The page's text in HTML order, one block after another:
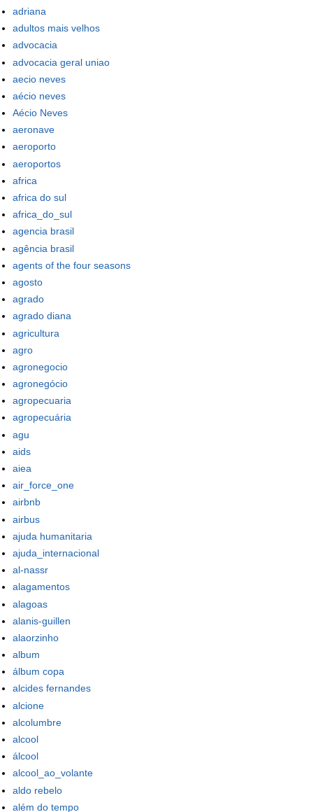
adriana
adultos mais velhos
advocacia
advocacia geral uniao
aecio neves
aécio neves
Aécio Neves
aeronave
aeroporto
aeroportos
africa
africa do sul
africa_do_sul
agencia brasil
agência brasil
agents of the four seasons
agosto
agrado
agrado diana
agricultura
agro
agronegocio
agronegócio
agropecuaria
agropecuária
agu
aids
aiea
air_force_one
airbnb
airbus
ajuda humanitaria
ajuda_internacional
al-nassr
alagamentos
alagoas
alanis-guillen
alaorzinho
album
álbum copa
alcides fernandes
alcione
alcolumbre
alcool
álcool
alcool_ao_volante
aldo rebelo
além do tempo